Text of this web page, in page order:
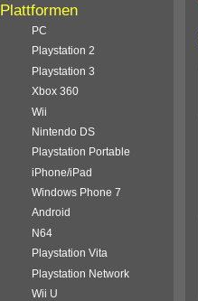
Plattformen
PC
Playstation 2
Playstation 3
Xbox 360
Wii
Nintendo DS
Playstation Portable
iPhone/iPad
Windows Phone 7
Android
N64
Playstation Vita
Playstation Network
Wii U